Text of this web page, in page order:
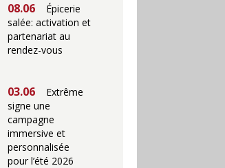
08.06
Épicerie
salée: activation et
partenariat au
rendez-vous
03.06
Extrême
signe une
campagne
immersive et
personnalisée
pour l’été 2026